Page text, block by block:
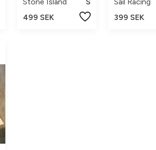
499 SEK
399 SEK